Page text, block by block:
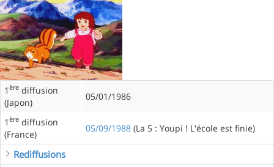
1 ère diffusion
(Japon)
05/01/1986
1 ère diffusion
(France)
05/09/1988 (La 5 : Youpi ! L'école est finie)
Rediffusions